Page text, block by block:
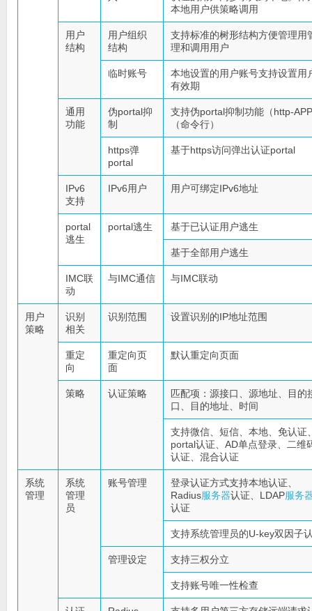
本地用户供策略调用
用户
结构
用户组织
结构
支持标准的树形结构方便管理用
理和调用用户
临时账号
本地设置的用户账号支持设置用
有效期
通用
功能
伪portal抑
制
支持伪portal抑制功能（http-
（命令行）
https弹
portal
基于https访问弹出认证portal
IPv6
支持
IPv6用户 用户可绑定IPv6地址
portal
逃生
portal逃生 基于已认证用户逃生
基于全部用户逃生
IMC联
动
与IMC通信 与IMC联动
用户
策略
识别
相关
识别范围 设置识别的IP地址范围
重定
向
重定向页
面
默认重定向页面
策略 认证策略
匹配项：源接口、源地址、目的
口、目的地址、时间
支持微信、短信、本地、免认证
portal认证、AD单点登录、二维
认证、混合认证
系统
管理
系统
管理
员
账号管理
登录认证方式支持本地认证、
Radius服务器认证、LDAP服务
认证
支持系统管理员的U-key双因子
管理设定 支持三权分立
支持账号唯一性检查